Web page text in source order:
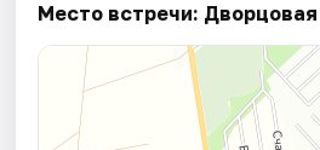
Место встречи: